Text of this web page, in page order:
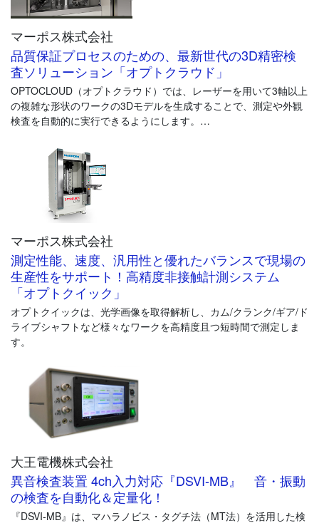
マーポス株式会社
品質保証プロセスのための、最新世代の3D精密検
査ソリューション「オプトクラウド」
OPTOCLOUD（オプトクラウド）では、レーザーを用いて3軸以上
の複雑な形状のワークの3Dモデルを生成することで、測定や外観
検査を自動的に実行できるようにします。
具体的には、まず複数のレーザーヘッドを用いて、ワークを360°
高速回転させながら部品の点群データ（ポイントクラウド）を収
集します。
ポイントクラウドは、1つの3Dデータとして再構成されます。
マーポスのソフトウェアがデータセットを演算し、必要な測定や
外観検査の判定まで行います。
マーポス株式会社
測定性能、速度、汎用性と優れたバランスで現場の
生産性をサポート！高精度非接触計測システム
「オプトクイック」
オプトクイックは、光学画像を取得解析し、カム/クランク/ギア/ド
ライブシャフトなど様々なワークを高精度且つ短時間で測定しま
す。
大王電機株式会社
異音検査装置 4ch入力対応『DSVI-MB』 音・振動
の検査を自動化＆定量化！
『DSVI-MB』は、マハラノビス・タグチ法（MT法）を活用した検